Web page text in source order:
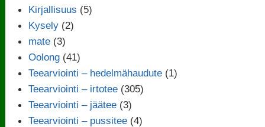
Kirjallisuus (5)
Kysely (2)
mate (3)
Oolong (41)
Teearviointi – hedelmähaudute (1)
Teearviointi – irtotee (305)
Teearviointi – jäätee (3)
Teearviointi – pussitee (4)